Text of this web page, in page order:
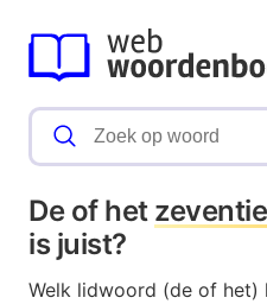
De of het
is juist?
Welk lidwoord (de of